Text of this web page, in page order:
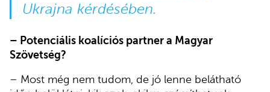
Ukrajna kérdésében.
– Potenciális koalíciós partner a Magyar
Szövetség?
– Most még nem tudom, de jó lenne belátható